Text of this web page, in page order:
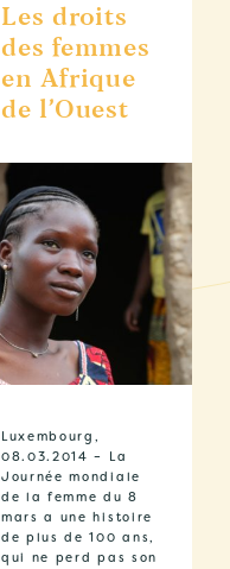
Les droits
des femmes
en Afrique
de l’Ouest
Luxembourg,
08.03.2014 – La
Journée mondiale
de la femme du 8
mars a une histoire
de plus de 100 ans,
qui ne perd pas son